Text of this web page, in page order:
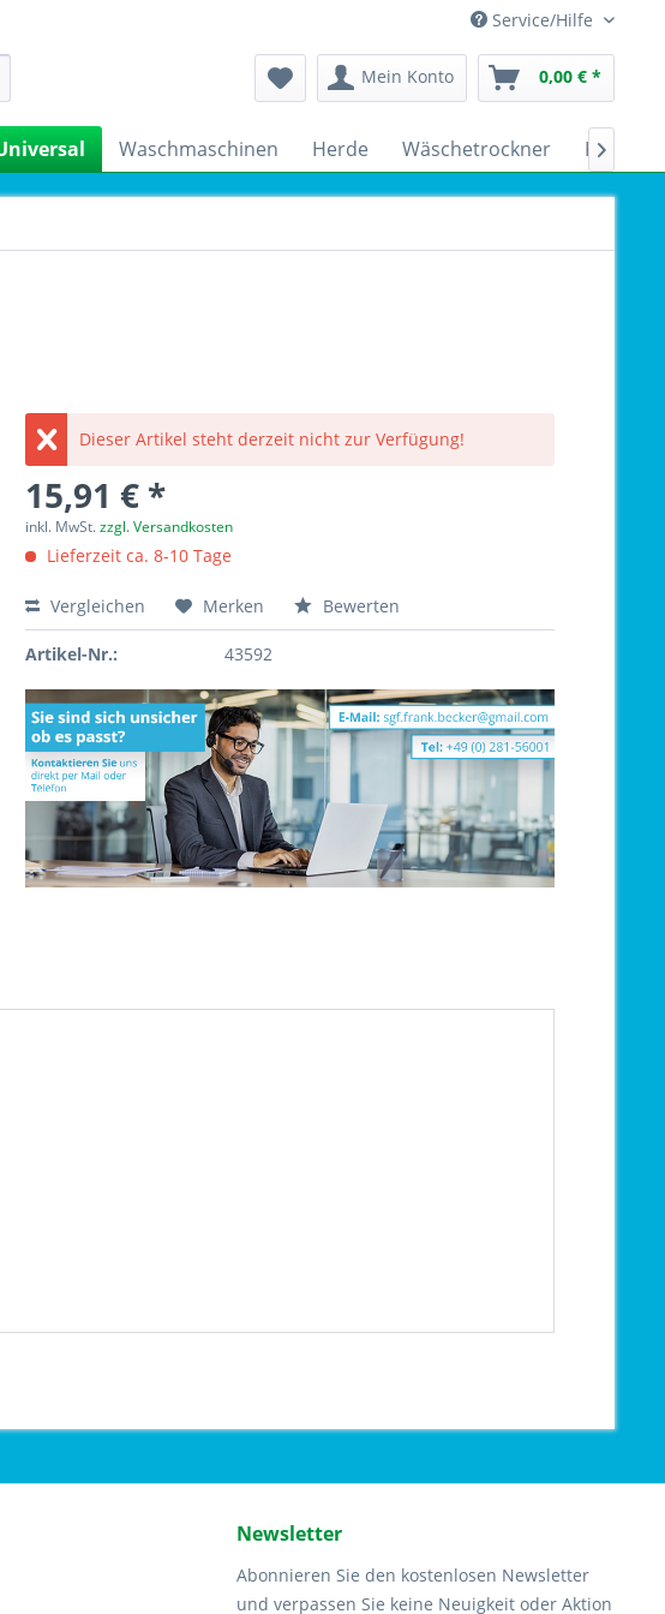
Service/Hilfe
Mein Konto 0,00 € *
Waschmaschinen Herde Wäschetrockner 
Dieser Artikel steht derzeit nicht zur Verfügung!
15,91 € *
inkl. MwSt.zzgl. Versandkosten
Lieferzeit ca. 8-10 Tage
Vergleichen Merken Bewerten
Artikel-Nr.: 43592
Newsletter
Abonnieren Sie den kostenlosen Newsletter
und verpassen Sie keine Neuigkeit oder Aktion